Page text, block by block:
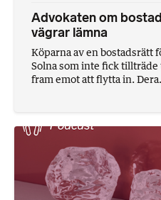
Advokaten om
vägrar lämna
Köparna av en bostadsrätt
Solna som inte fick
fram emot att flytta in.